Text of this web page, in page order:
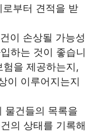
부터 견적을 받
이 손상될 가능성
하는 것이 좋습니
을 제공하는지,
이 이루어지는지
물건들의 목록을
의 상태를 기록해